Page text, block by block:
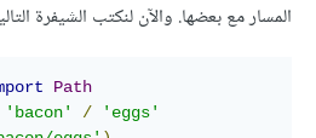
المسار مع بعضها. والآن لنكتب الشيفرة
Path
'bacon' /
'eggs'